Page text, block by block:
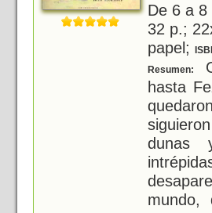
De 6 a
32 p.;
papel;
Resumen:
hasta
dunas
mundo,